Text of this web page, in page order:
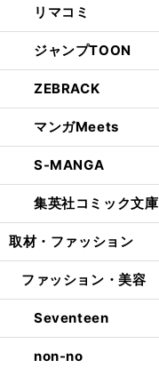
リマコミ
ジャンプTOON
ZEBRACK
マンガMeets
S-MANGA
集英社コミック文庫
取材・ファッション
ファッション・美容
Seventeen
non-no